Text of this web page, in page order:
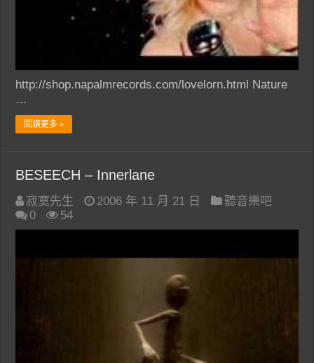
http://shop.napalmrecords.com/lovelorn.html Nature
…
閱讀更多 »
BESEECH – Innerlane
寂寞先生 2006 年 11 月 21 日
聽音樂吧
0
54